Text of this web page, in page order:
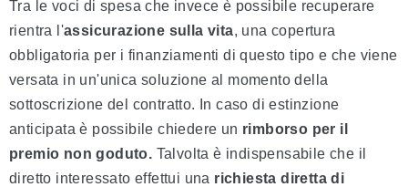
Tra le voci di spesa che invece è possibile recuperare
rientra l'assicurazione sulla vita, una copertura
obbligatoria per i finanziamenti di questo tipo e che viene
versata in un'unica soluzione al momento della
sottoscrizione del contratto. In caso di estinzione
anticipata è possibile chiedere un rimborso per il
premio non goduto. Talvolta è indispensabile che il
diretto interessato effettui una richiesta diretta di